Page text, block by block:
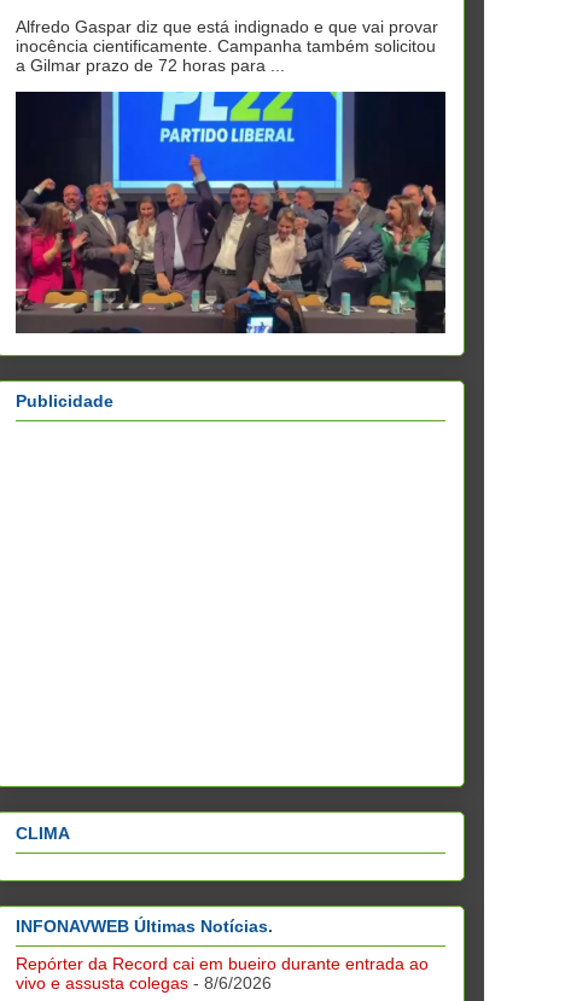
Alfredo Gaspar diz que está indignado e que vai provar
inocência cientificamente. Campanha também solicitou
a Gilmar prazo de 72 horas para ...
Publicidade
CLIMA
INFONAVWEB Últimas Notícias.
Repórter da Record cai em bueiro durante entrada ao
vivo e assusta colegas - 8/6/2026